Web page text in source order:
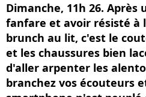
Dimanche, 11h 26. Après
fanfare et avoir résisté à
brunch au lit, c'est le
et les chaussures bien
d'aller arpenter les
branchez vos écouteurs